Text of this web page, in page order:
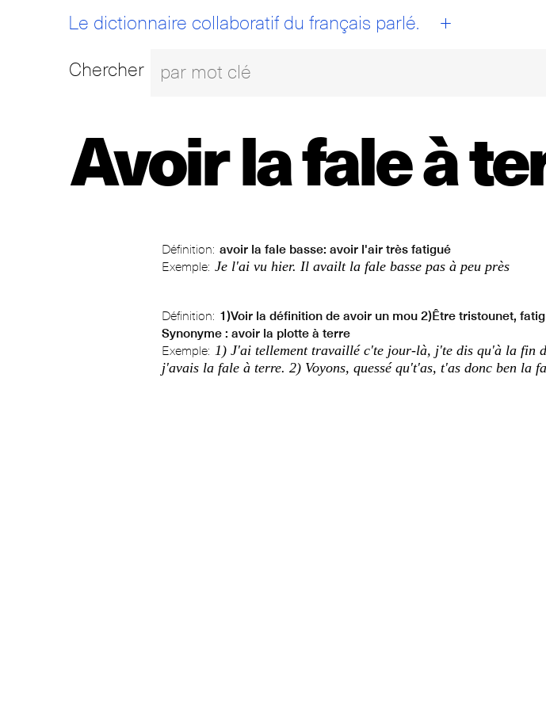
Le dictionnaire collaboratif du français parlé. +
Chercher
Avoir la fale à
Définition: avoir la fale basse: avoir l'air très fatigué
Exemple: Je l'ai vu hier. Il availt la fale basse pas à peu près
Définition: 1)Voir la définition de avoir un mou 2)Être tristounet,
Synonyme : avoir la plotte à terre
Exemple: 1) J'ai tellement travaillé c'te jour-là, j'te dis qu'à la fin
j'avais la fale à terre. 2) Voyons, quessé qu't'as, t'as donc ben la